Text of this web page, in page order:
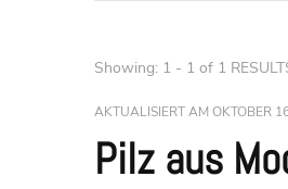
Showing: 1 - 1 of 1
AKTUALISIERT AMOKTOBER
Pilz aus